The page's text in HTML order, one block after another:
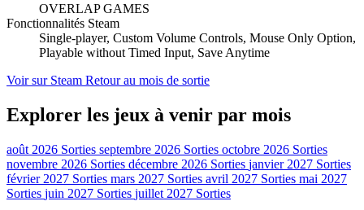
OVERLAP GAMES
Fonctionnalités Steam
Single-player, Custom Volume Controls, Mouse Only Option,
Playable without Timed Input, Save Anytime
Voir sur Steam Retour au mois de sortie
Explorer les jeux à venir par mois
août 2026 Sorties septembre 2026 Sorties octobre 2026 Sorties
novembre 2026 Sorties décembre 2026 Sorties janvier 2027 Sorties
février 2027 Sorties mars 2027 Sorties avril 2027 Sorties mai 2027
Sorties juin 2027 Sorties juillet 2027 Sorties